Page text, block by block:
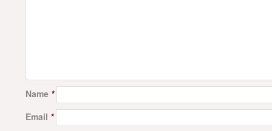
Name *
Email *